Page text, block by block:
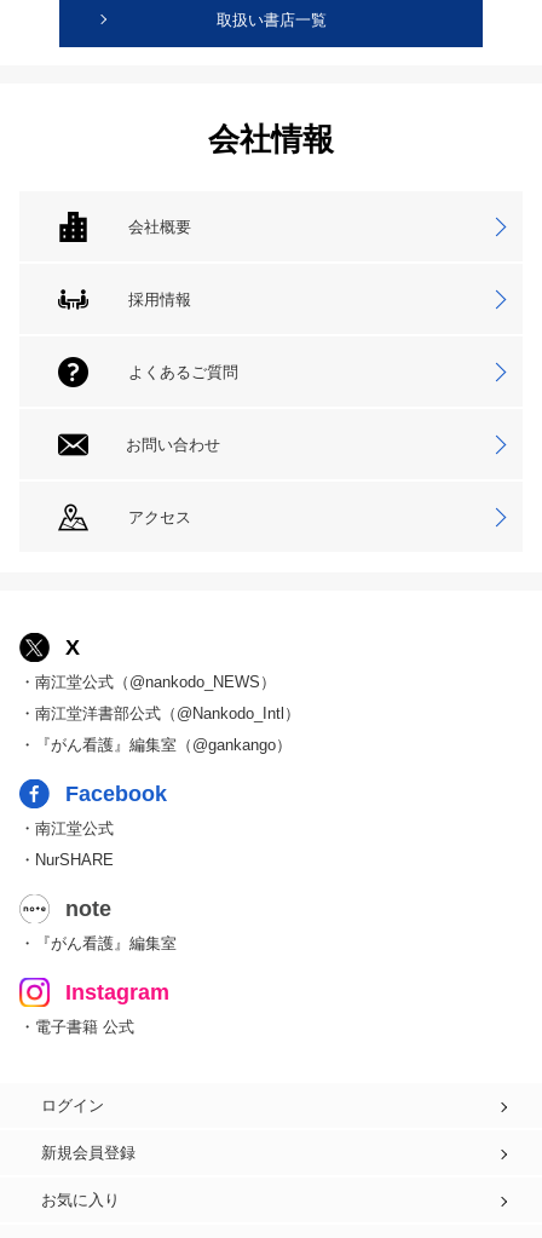
取扱い書店一覧
会社情報
会社概要
採用情報
よくあるご質問
お問い合わせ
アクセス
X
・南江堂公式（@nankodo_NEWS）
・南江堂洋書部公式（@Nankodo_Intl）
・『がん看護』編集室（@gankango）
Facebook
・南江堂公式
・NurSHARE
note
・『がん看護』編集室
Instagram
・電子書籍 公式
ログイン
新規会員登録
お気に入り